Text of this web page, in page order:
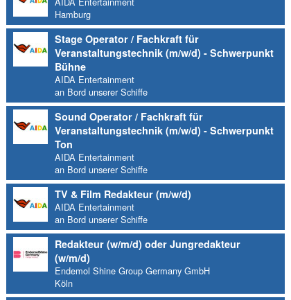
Hamburg
Stage Operator / Fachkraft für
Veranstaltungstechnik (m/w/d) - Schwerpunkt
Bühne
AIDA Entertainment
an Bord unserer Schiffe
Sound Operator / Fachkraft für
Veranstaltungstechnik (m/w/d) - Schwerpunkt
Ton
AIDA Entertainment
an Bord unserer Schiffe
TV & Film Redakteur (m/w/d)
AIDA Entertainment
an Bord unserer Schiffe
Redakteur (w/m/d) oder Jungredakteur
(w/m/d)
Endemol Shine Group Germany GmbH
Köln